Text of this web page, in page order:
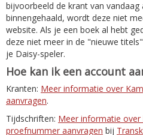
bijvoorbeeld de krant van vandaag
binnengehaald, wordt deze niet
website. Als je een boek al hebt
deze niet meer in de "nieuwe
je Daisy-speler.
Hoe kan ik een account
Kranten: Meer informatie over
aanvragen.
Tijdschriften: Meer informatie
proefnummer aanvragen bij